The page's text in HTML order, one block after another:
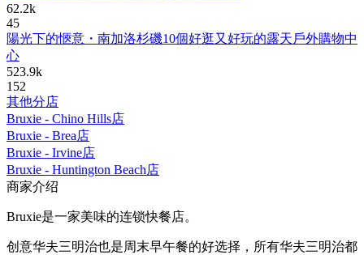
62.2k
45
陽光下的愜意・南加洛杉磯10個好逛又好玩的露天戶外購物中
心
523.9k
152
其他分店
Bruxie - Chino Hills店
Bruxie - Brea店
Bruxie - Irvine店
Bruxie - Huntington Beach店
商家介绍
Bruxie是一家美味的连锁快餐店。
创意华夫三明治也是周末早午餐的好选择，所有华夫三明治都